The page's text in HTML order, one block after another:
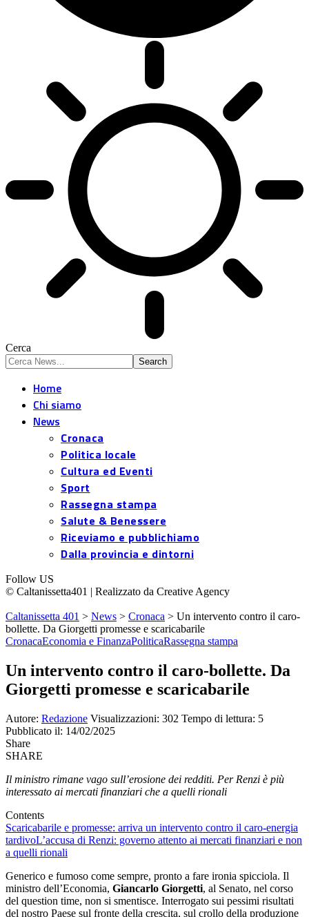
Cerca
Home
Chi siamo
News
Cronaca
Politica locale
Cultura ed Eventi
Sport
Rassegna stampa
Salute & Benessere
Riceviamo e pubblichiamo
Dalla provincia e dintorni
Follow US
© Caltanissetta401 | Realizzato da Creative Agency
Caltanissetta 401 > News > Cronaca > Un intervento contro il caro-
bollette. Da Giorgetti promesse e scaricabarile
CronacaEconomia e FinanzaPoliticaRassegna stampa
Un intervento contro il caro-bollette. Da
Giorgetti promesse e scaricabarile
Autore: Redazione Visualizzazioni: 302 Tempo di lettura: 5
Pubblicato il: 14/02/2025
Share
SHARE
Il ministro rimane vago sull’erosione dei redditi. Per Renzi è più
interessato ai mercati finanziari che a quelli rionali
Contents
Scaricabarile e promesse: arriva un intervento contro il caro-energia
tardivoL’accusa di Renzi: governo attento ai mercati finanziari e non
a quelli rionali
Generico e fumoso come sempre, pronto a fare ironia spicciola. Il
ministro dell’Economia, Giancarlo Giorgetti, al Senato, nel corso
del question time, non si smentisce. Interrogato sui pessimi risultati
del nostro Paese sul fronte della crescita, sul crollo della produzione